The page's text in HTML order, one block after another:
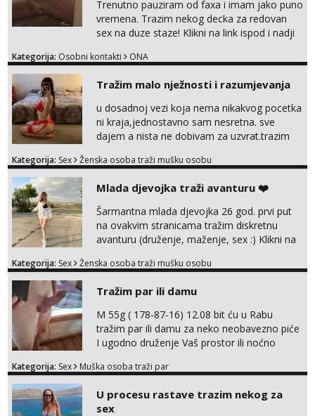
Trenutno pauziram od faxa i imam jako puno
vremena. Trazim nekog decka za redovan
sex na duze staze! Klikni na link ispod i nadji
Kategorija: Osobni kontakti ONA
Tražim malo nježnosti i razumjevanja
u dosadnoj vezi koja nema nikakvog pocetka
ni kraja,jednostavno sam nesretna. sve
dajem a nista ne dobivam za uzvrat.trazim
trazim puno samo malo njeznosti i
poljupce po tijelu koji me jako
pale,obozavam kad muskarac preuzme
kontrolu . javi se :) Klikni na link ispod i nadji
me tamo, cekam te!
Kategorija: Sex Ženska osoba traži mušku osobu
Mlada djevojka traži avanturu ❤️
Šarmantna mlada djevojka 26 god. prvi put
na ovakvim stranicama tražim diskretnu
avanturu (druženje, maženje, sex :) Klikni na
Kategorija: Sex Ženska osoba traži mušku osobu
Tražim par ili damu
M 55g ( 178-87-16) 12.08 bit ću u Rabu
tražim par ili damu za neko neobavezno piće
I ugodno druženje Vaš prostor ili noćno
trata.vrh@gmail.com
Kategorija: Sex Muška osoba traži par
U procesu rastave trazim nekog za
sex